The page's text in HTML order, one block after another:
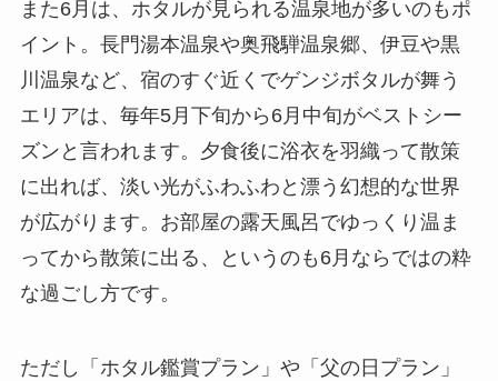
また6月は、ホタルが見られる温泉地が多いのもポ
イント。長門湯本温泉や奥飛騨温泉郷、伊豆や黒
川温泉など、宿のすぐ近くでゲンジボタルが舞う
エリアは、毎年5月下旬から6月中旬がベストシー
ズンと言われます。夕食後に浴衣を羽織って散策
に出れば、淡い光がふわふわと漂う幻想的な世界
が広がります。お部屋の露天風呂でゆっくり温ま
ってから散策に出る、というのも6月ならではの粋
な過ごし方です。
ただし「ホタル鑑賞プラン」や「父の日プラン」